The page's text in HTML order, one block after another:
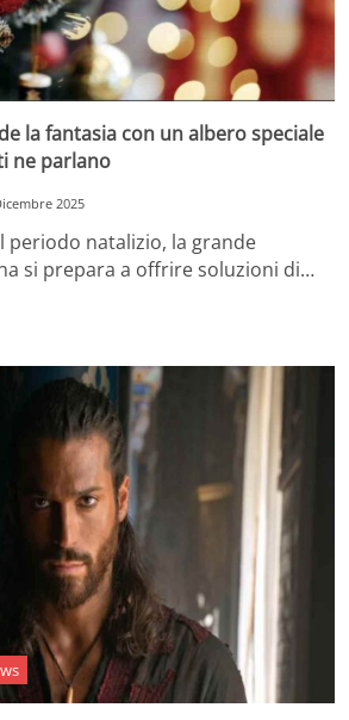
la fantasia con un albero speciale
ne parlano
2025
periodo natalizio, la grande
si prepara a offrire soluzioni di…